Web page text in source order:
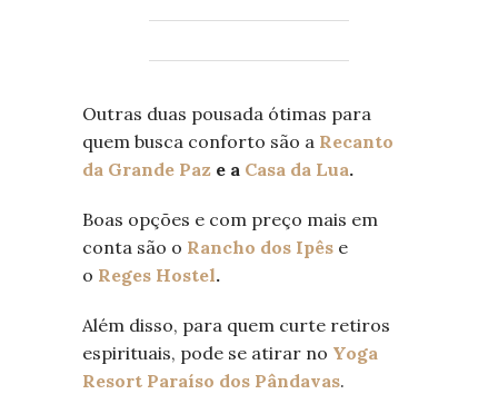
Outras duas pousada ótimas para
quem busca conforto são a Recanto
da Grande Paz e a Casa da Lua.
Boas opções e com preço mais em
conta são o Rancho dos Ipês e
o Reges Hostel.
Além disso, para quem curte retiros
espirituais, pode se atirar no Yoga
Resort Paraíso dos Pândavas.